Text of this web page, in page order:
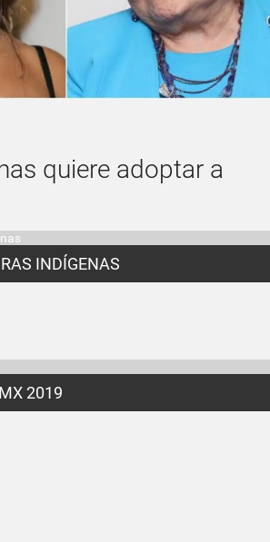
quiere adoptar a
INDÍGENAS
2019